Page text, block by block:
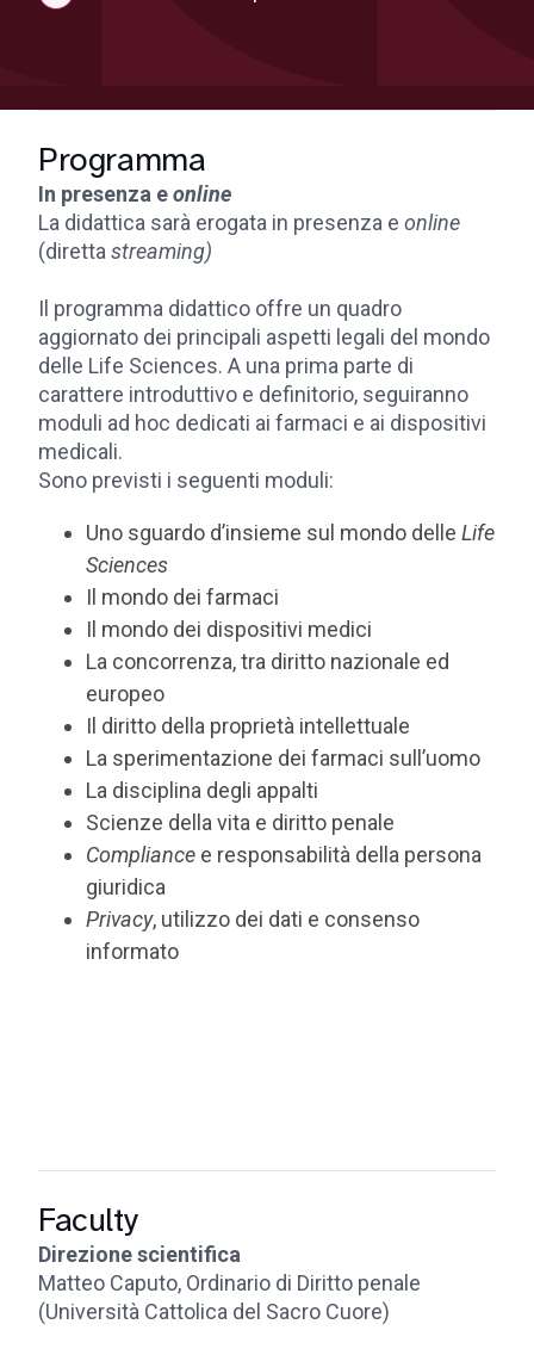
Programma
In presenza eonline
La didattica sarà erogata in presenza e online
(diretta streaming)
Il programma didattico offre un quadro
aggiornato dei principali aspetti legali del mondo
delle Life Sciences. A una prima parte di
carattere introduttivo e definitorio, seguiranno
moduli ad hoc dedicati ai farmaci e ai dispositivi
medicali.
Sono previsti i seguenti moduli:
Uno sguardo d’insieme sul mondo delle Life
Sciences
Il mondo dei farmaci
Il mondo dei dispositivi medici
La concorrenza, tra diritto nazionale ed
europeo
Il diritto della proprietà intellettuale
La sperimentazione dei farmaci sull’uomo
La disciplina degli appalti
Scienze della vita e diritto penale
Compliance e responsabilità della persona
giuridica
Privacy, utilizzo dei dati e consenso
informato
Faculty
Direzione scientifica
Matteo Caputo, Ordinario di Diritto penale
(Università Cattolica del Sacro Cuore)